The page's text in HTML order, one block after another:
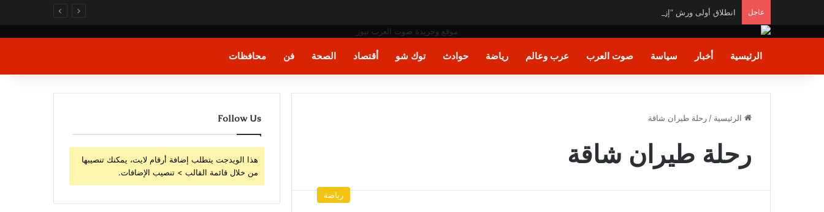
عاجل انطلاق أولى ورش “إزهار” لتأهيل المرأة لسوق العمل في فن المكرامية بمدينة حلوان بالقاهرة
الرئيسية أخبار سياسة صوت العرب عرب وعالم رياضة حوادث توك شو أقتصاد الصحة فن محافظات
الرئيسية / رحلة طيران شاقة
رحلة طيران شاقة
رياضة
Follow Us
هذا الويدجت يتطلب إضافة أرقام لايت، يمكنك تنصيبها
من خلال قائمة القالب > تنصيب الإضافات.